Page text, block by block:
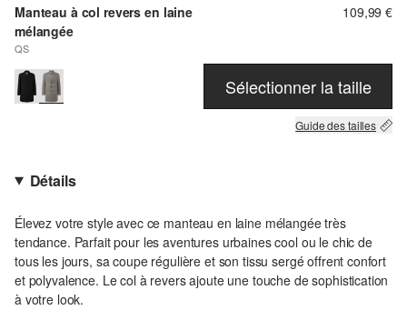
Manteau à col revers en laine
mélangée
QS
109,99 €
Sélectionner la taille
Guide des tailles
Détails
Élevez votre style avec ce manteau en laine mélangée très
tendance. Parfait pour les aventures urbaines cool ou le chic de
tous les jours, sa coupe régulière et son tissu sergé offrent confort
et polyvalence. Le col à revers ajoute une touche de sophistication
à votre look.